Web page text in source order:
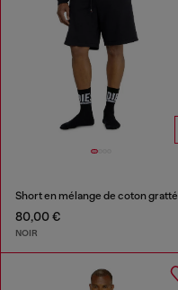
Short en mélange de coton gratté
80,00 €
NOIR